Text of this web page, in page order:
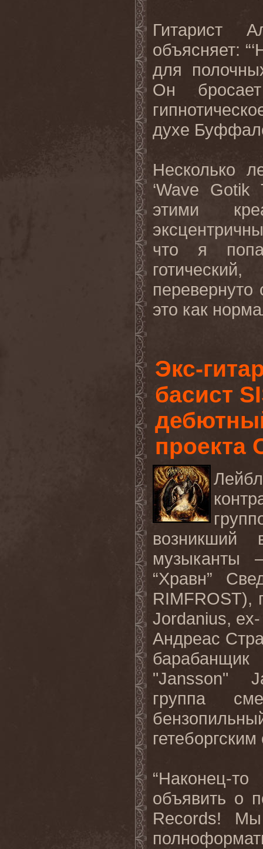
Гитарист
объясняет: “‘
для
Он
духе
Несколько
‘Wave Gotik
этими
что я
перевернуто
это как
Экс-
басист
проекта
возникший
музыканты
“Хравн”
RIMFROST),
Jordanius,
Андреас
"Jansson"
группа
“Наконец-
объявить о
Records!